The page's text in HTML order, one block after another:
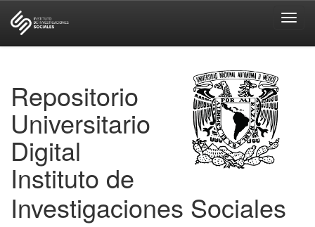
Repositorio
Universitario
Digital
Instituto de
Investigaciones Sociales